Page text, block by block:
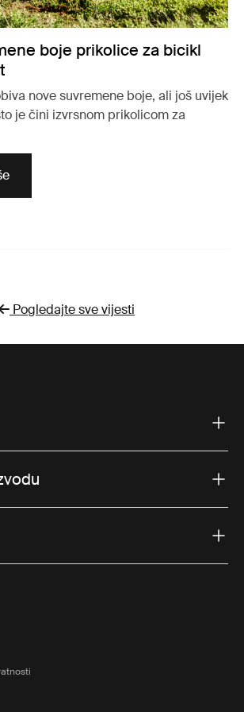
boje prikolice za bicikl
nove suvremene boje, ali još uvijek
je čini izvrsnom prikolicom za
Pogledajte sve vijesti
Facebook (external link)
on Instagram (external link)
Thule on Youtube (external